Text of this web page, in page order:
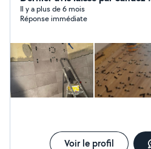
Il y a plus de 6 mois
Réponse immédiate
Voir le profil